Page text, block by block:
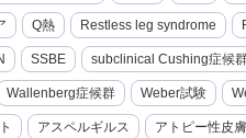
Q熱 Restless leg syndrome
SSBE subclinical Cushing症候
Wallenberg症候群 Weber試験
アスペルギルス アトピー性皮